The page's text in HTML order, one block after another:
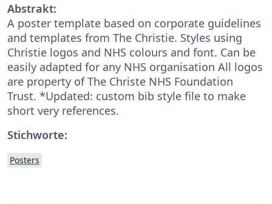
Abstrakt:
A poster template based on corporate guidelines
and templates from The Christie. Styles using
Christie logos and NHS colours and font. Can be
easily adapted for any NHS organisation All logos
are property of The Christe NHS Foundation
Trust. *Updated: custom bib style file to make
short very references.
Stichworte:
Posters